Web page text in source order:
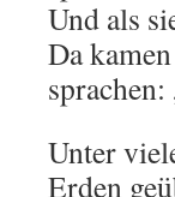
Und als
Da
Unter
Erden